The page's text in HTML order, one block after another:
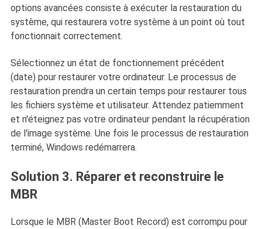
options avancées consiste à exécuter la restauration du
système, qui restaurera votre système à un point où tout
fonctionnait correctement.
Sélectionnez un état de fonctionnement précédent
(date) pour restaurer votre ordinateur. Le processus de
restauration prendra un certain temps pour restaurer tous
les fichiers système et utilisateur. Attendez patiemment
et n'éteignez pas votre ordinateur pendant la récupération
de l'image système. Une fois le processus de restauration
terminé, Windows redémarrera.
Solution 3. Réparer et reconstruire le
MBR
Lorsque le MBR (Master Boot Record) est corrompu pour